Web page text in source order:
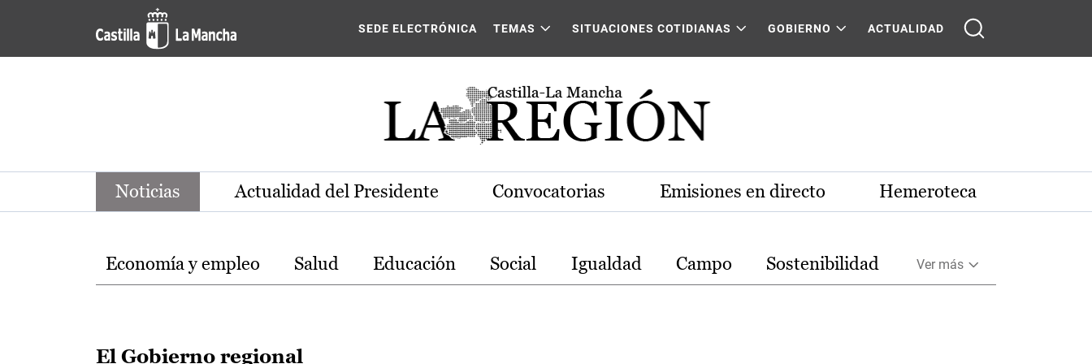
Pasar al contenido principal
Noticias de la región de Castilla-La Mancha
SEDE ELECTRÓNICA TEMAS SITUACIONES COTIDIANAS GOBIERNO ACTUALIDAD
Noticias Actualidad del Presidente Convocatorias Emisiones en directo Hemeroteca
Temas
Economía y empleo Salud Educación Social Igualdad Campo Sostenibilidad Ver más
El Gobierno regional